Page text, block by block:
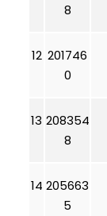
8
12 201746
0
13 208354
8
14 205663
5